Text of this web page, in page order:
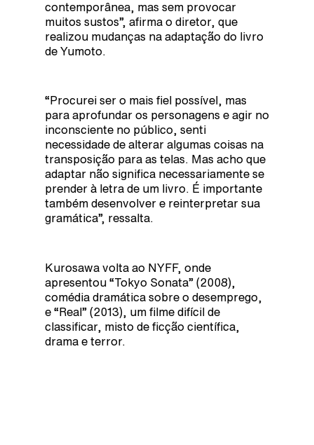
contemporânea, mas sem provocar
muitos sustos”, afirma o diretor, que
realizou mudanças na adaptação do livro
de Yumoto.
“Procurei ser o mais fiel possível, mas
para aprofundar os personagens e agir no
inconsciente no público, senti
necessidade de alterar algumas coisas na
transposição para as telas. Mas acho que
adaptar não significa necessariamente se
prender à letra de um livro. É importante
também desenvolver e reinterpretar sua
gramática”, ressalta.
Kurosawa volta ao NYFF, onde
apresentou “Tokyo Sonata” (2008),
comédia dramática sobre o desemprego,
e “Real” (2013), um filme difícil de
classificar, misto de ficção científica,
drama e terror.